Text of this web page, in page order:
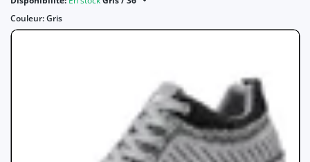
Couleur:Gris